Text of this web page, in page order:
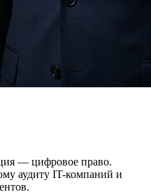
— цифровое право.
аудиту IT-компаний и